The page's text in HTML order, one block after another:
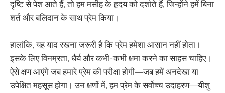
दृष्टि से पेश आते हैं, तो हम मसीह के हृदय को दर्शाते हैं, जिन्होंने हमें बिना
शर्त और बलिदान के साथ प्रेम किया।
हालांकि, यह याद रखना जरूरी है कि प्रेम हमेशा आसान नहीं होता।
इसके लिए विनम्रता, धैर्य और कभी-कभी क्षमा करने का साहस चाहिए।
ऐसे क्षण आएंगे जब हमारे प्रेम की परीक्षा होगी—जब हमें अनदेखा या
उपेक्षित महसूस होगा। उन क्षणों में, हम प्रेम के सर्वोच्च उदाहरण—यीशु